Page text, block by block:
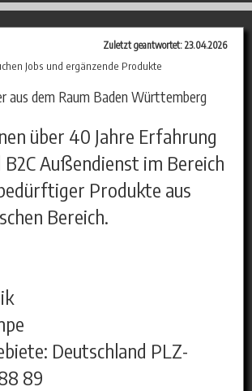
Zuletzt geantwortet: 23.04.2026
Jobs und ergänzende Produkte
aus dem Raum Baden Württemberg
über 40 Jahre Erfahrung
B2C Außendienst im Bereich
Produkte aus
Bereich.
Deutschland PLZ-
89